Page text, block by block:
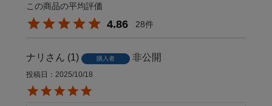
4.86 28
ナリ 1 購入者 非公開
投稿日 2025/10/18